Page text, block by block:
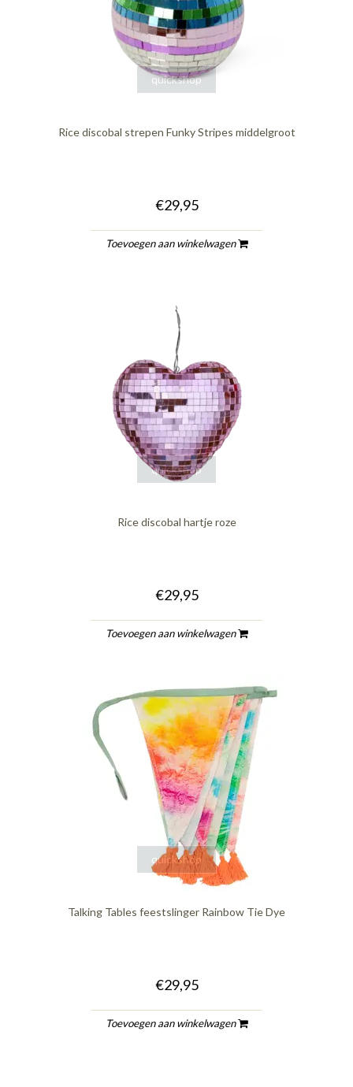
quickshop
Rice discobal strepen Funky Stripes middelgroot
€29,95
Toevoegen aan winkelwagen
quickshop
Rice discobal hartje roze
€29,95
Toevoegen aan winkelwagen
quickshop
Talking Tables feestslinger Rainbow Tie Dye
€29,95
Toevoegen aan winkelwagen